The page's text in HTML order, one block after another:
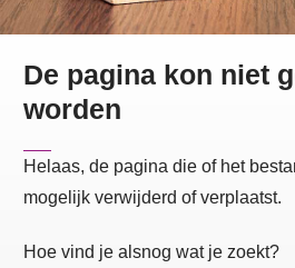
De pagina kon niet
worden
Helaas, de pagina die of het
mogelijk verwijderd of verplaatst.
Hoe vind je alsnog wat je zoekt?